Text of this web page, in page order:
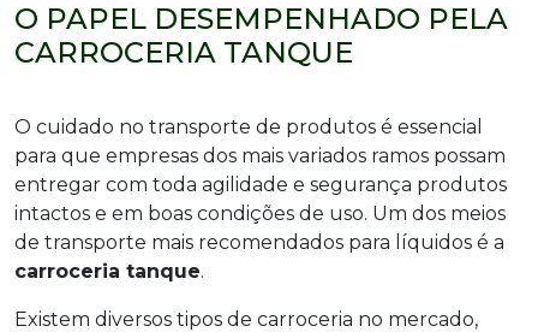
O PAPEL DESEMPENHADO PELA
CARROCERIA TANQUE
O cuidado no transporte de produtos é essencial
para que empresas dos mais variados ramos possam
entregar com toda agilidade e segurança produtos
intactos e em boas condições de uso. Um dos meios
de transporte mais recomendados para líquidos é a
carroceria tanque.
Existem diversos tipos de carroceria no mercado,